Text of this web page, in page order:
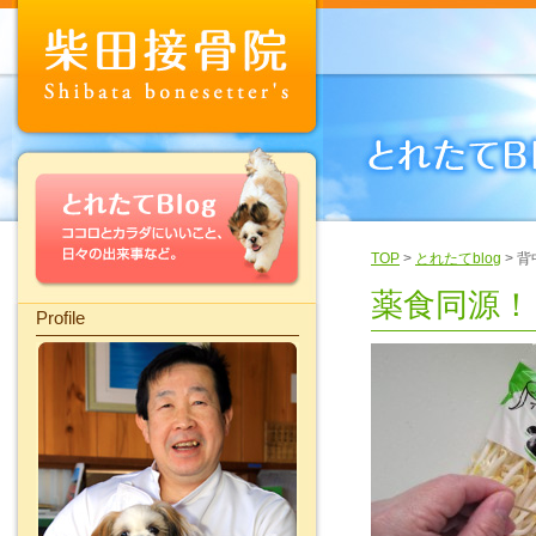
Profile
TOP > とれたてblog > 背
薬食同源